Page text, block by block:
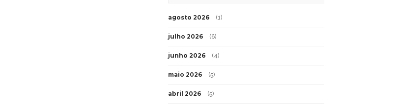
agosto 2026 (1)
julho 2026 (6)
junho 2026 (4)
maio 2026 (5)
abril 2026 (5)